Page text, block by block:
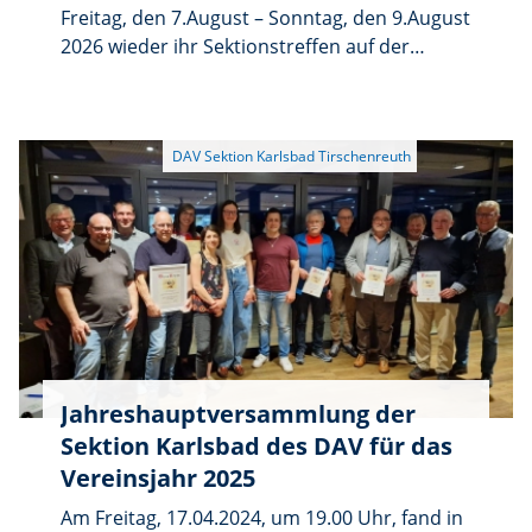
Freitag, den 7.August – Sonntag, den 9.August
2026 wieder ihr Sektionstreffen auf der
Jahreshauptversammlung der
Sektion Karlsbad des DAV für das
Vereinsjahr 2025
Am Freitag, 17.04.2024, um 19.00 Uhr, fand in